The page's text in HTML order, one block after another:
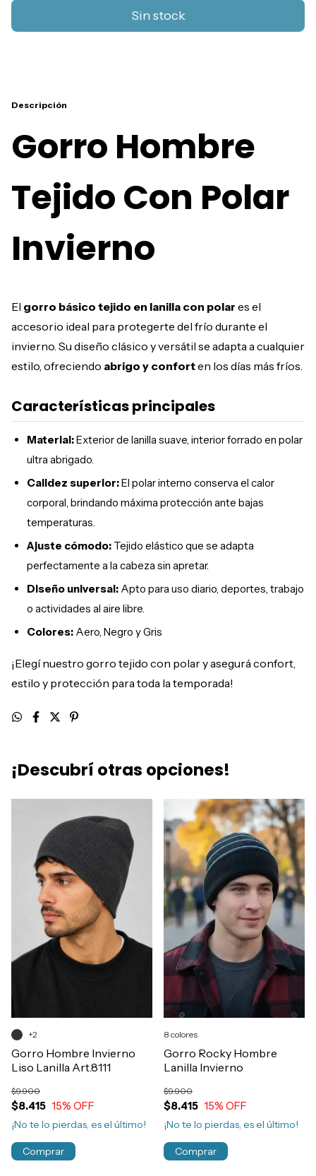
Descripción
Gorro Hombre
Tejido Con Polar
Invierno
El gorro básico tejido en lanilla con polar es el
accesorio ideal para protegerte del frío durante el
invierno. Su diseño clásico y versátil se adapta a cualquier
estilo, ofreciendo abrigo y conforten los días más fríos.
Características principales
Material:Exterior de lanilla suave, interior forrado en polar
ultra abrigado.
Calidez superior:El polar interno conserva el calor
corporal, brindando máxima protección ante bajas
temperaturas.
Ajuste cómodo: Tejido elástico que se adapta
perfectamente a la cabeza sin apretar.
Diseño universal: Apto para uso diario, deportes, trabajo
o actividades al aire libre.
Colores: Aero, Negro y Gris
¡Elegí nuestro gorro tejido con polar y asegurá confort,
estilo y protección para toda la temporada!
¡Descubrí otras opciones!
Gorro Hombre Invierno
Liso Lanilla Art.8111
$8.415
$9.900
15% OFF
¡No te lo pierdas, es el último!
+2
Comprar
Gorro Rocky Hombre
Lanilla Invierno
$8.415
$9.900
15% OFF
¡No te lo pierdas, es el último!
8 colores
Comprar